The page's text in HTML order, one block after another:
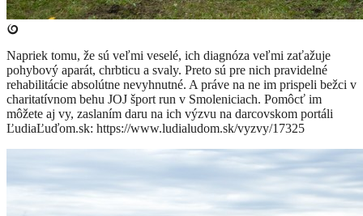
Napriek tomu, že sú veľmi veselé, ich diagnóza veľmi zaťažuje
pohybový aparát, chrbticu a svaly. Preto sú pre nich pravidelné
rehabilitácie absolútne nevyhnutné. A práve na ne im prispeli bežci v
charitatívnom behu JOJ šport run v Smoleniciach. Pomôcť im
môžete aj vy, zaslaním daru na ich výzvu na darcovskom portáli
ĽudiaĽuďom.sk: https://www.ludialudom.sk/vyzvy/17325